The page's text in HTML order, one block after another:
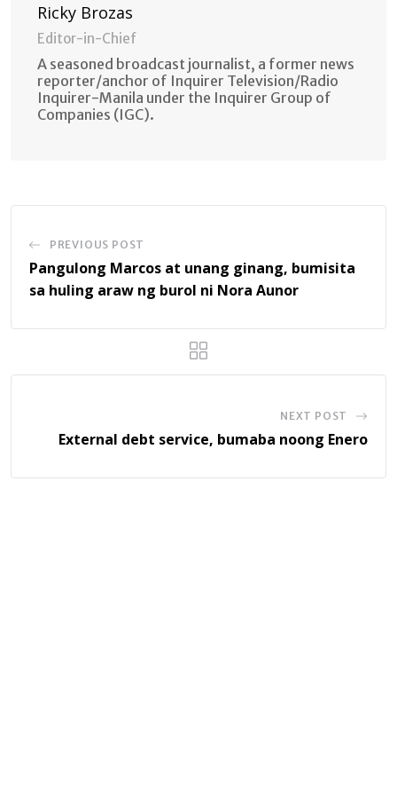
Ricky Brozas
Editor-in-Chief
A seasoned broadcast journalist, a former news
reporter/anchor of Inquirer Television/Radio
Inquirer-Manila under the Inquirer Group of
Companies (IGC).
PREVIOUS POST
Pangulong Marcos at unang ginang, bumisita
sa huling araw ng burol ni Nora Aunor
NEXT POST
External debt service, bumaba noong Enero